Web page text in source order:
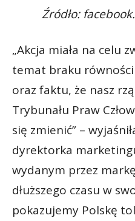
Źródło:
„Akcja miała na celu
temat braku równości
oraz faktu, że nasz
Trybunału Praw
się zmienić” –
dyrektorka
wydanym przez
dłuższego czasu w
pokazujemy Polskę